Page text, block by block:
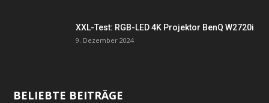
XXL-Test: RGB-LED 4K Projektor BenQ W2720i
9. Dezember 2024
BELIEBTE BEITRÄGE